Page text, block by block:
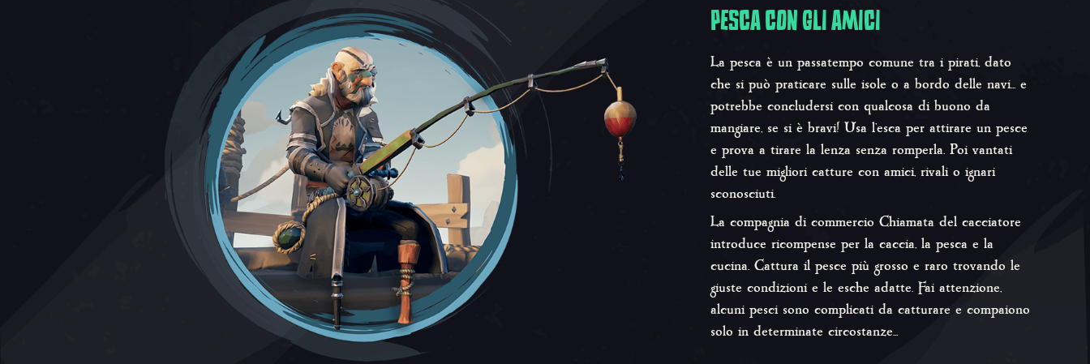
PESCA CON GLI AMICI
La pesca è un passatempo comune tra i pirati, dato
che si può praticare sulle isole o a bordo delle navi... e
potrebbe concludersi con qualcosa di buono da
mangiare, se si è bravi! Usa l'esca per attirare un pesce
e prova a tirare la lenza senza romperla. Poi vantati
delle tue migliori catture con amici, rivali o ignari
sconosciuti.
La compagnia di commercio Chiamata del cacciatore
introduce ricompense per la caccia, la pesca e la
cucina. Cattura il pesce più grosso e raro trovando le
giuste condizioni e le esche adatte. Fai attenzione,
alcuni pesci sono complicati da catturare e compaiono
solo in determinate circostanze...